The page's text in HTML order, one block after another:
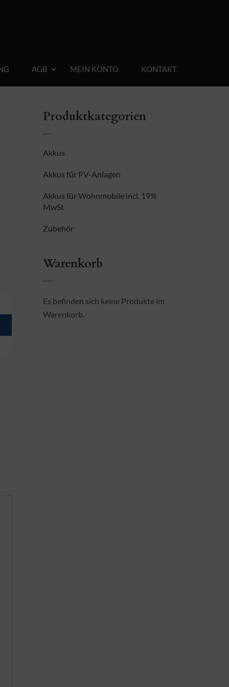
AGB MEIN KONTO KONTAKT
Produktkategorien
Akkus
Akkus für PV-Anlagen
Akkus für Wohnmobile incl. 19%
MwSt
Zubehör
Warenkorb
Es befinden sich keine Produkte im
Warenkorb.